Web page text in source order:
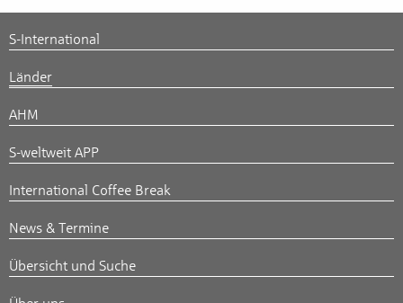
S-International
Länder
AHM
S-weltweit APP
International Coffee Break
News & Termine
Übersicht und Suche